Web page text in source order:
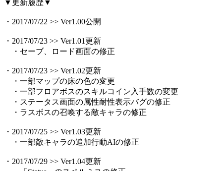
▼更新履歴▼
・2017/07/22 >> Ver1.00公開
・2017/07/23 >> Ver1.01更新
・セーブ、ロード画面の修正
・2017/07/23 >> Ver1.02更新
・一部マップの床の色の変更
・一部フロアボスのスキルコイン入手数の変更
・ステータス画面の属性耐性表示バグの修正
・ラスボスの召喚する敵キャラの修正
・2017/07/25 >> Ver1.03更新
・一部敵キャラの追加行動AIの修正
・2017/07/29 >> Ver1.04更新